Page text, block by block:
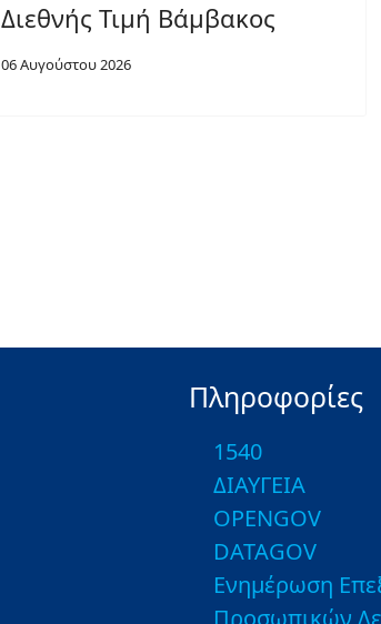
Διεθνής Τιμή Βάμβακος
06 Αυγούστου 2026
Πληροφορίες
1540
ΔΙΑΥΓΕΙΑ
OPENGOV
DATAGOV
Ενημέρωση
Προσωπικών